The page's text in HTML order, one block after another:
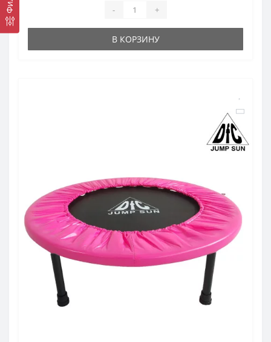
- +
В КОРЗИНУ